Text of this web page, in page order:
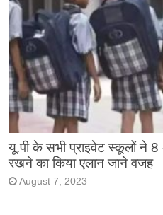
यू.पी के सभी प्राइवेट स्कूलों ने
रखने का किया एलान जाने वजह
August 7, 2023